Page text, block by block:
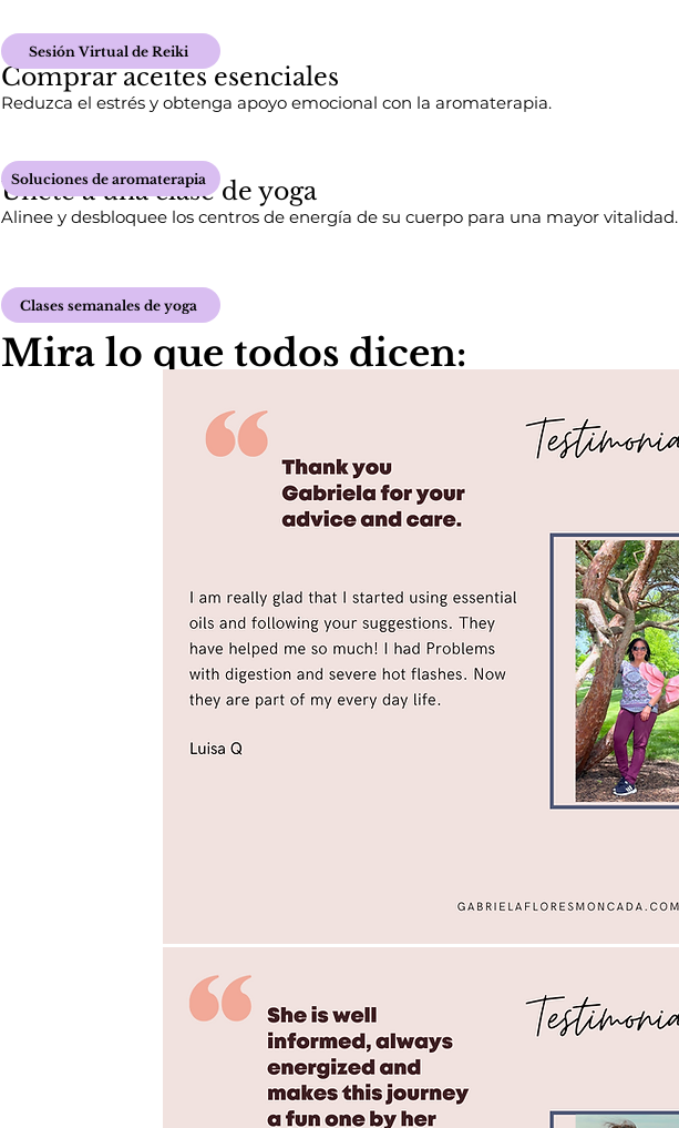
Comprar aceites esenciales
Reduzca el estrés y obtenga apoyo emocional con la aromaterapia.
Únete a una clase de yoga
Alinee y desbloquee los centros de energía de su cuerpo para una mayor vitalidad.
Sesión Virtual de Reiki
Soluciones de aromaterapia
Clases semanales de yoga
Mira lo que todos dicen: